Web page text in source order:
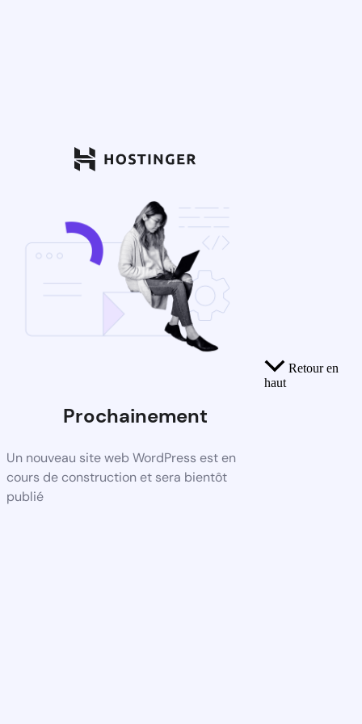
Prochainement
Un nouveau site web WordPress est en
cours de construction et sera bientôt
publié
Retour en
haut